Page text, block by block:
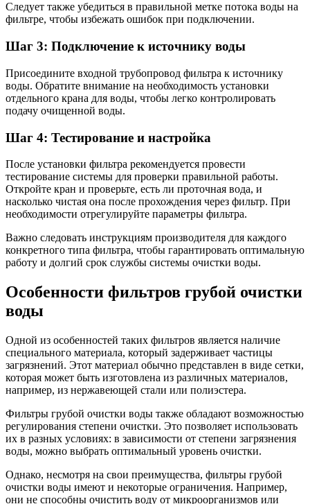
Следует также убедиться в правильной метке потока воды на
фильтре, чтобы избежать ошибок при подключении.
Шаг 3: Подключение к источнику воды
Присоедините входной трубопровод фильтра к источнику
воды. Обратите внимание на необходимость установки
отдельного крана для воды, чтобы легко контролировать
подачу очищенной воды.
Шаг 4: Тестирование и настройка
После установки фильтра рекомендуется провести
тестирование системы для проверки правильной работы.
Откройте кран и проверьте, есть ли проточная вода, и
насколько чистая она после прохождения через фильтр. При
необходимости отрегулируйте параметры фильтра.
Важно следовать инструкциям производителя для каждого
конкретного типа фильтра, чтобы гарантировать оптимальную
работу и долгий срок службы системы очистки воды.
Особенности фильтров грубой очистки
воды
Одной из особенностей таких фильтров является наличие
специального материала, который задерживает частицы
загрязнений. Этот материал обычно представлен в виде сетки,
которая может быть изготовлена из различных материалов,
например, из нержавеющей стали или полиэстера.
Фильтры грубой очистки воды также обладают возможностью
регулирования степени очистки. Это позволяет использовать
их в разных условиях: в зависимости от степени загрязнения
воды, можно выбрать оптимальный уровень очистки.
Однако, несмотря на свои преимущества, фильтры грубой
очистки воды имеют и некоторые ограничения. Например,
они не способны очистить воду от микроорганизмов или